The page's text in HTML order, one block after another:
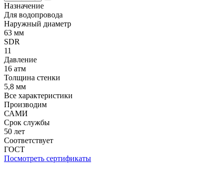
Назначение
Для водопровода
Наружный диаметр
63 мм
SDR
11
Давление
16 атм
Толщина стенки
5,8 мм
Все характеристики
Производим
САМИ
Срок службы
50 лет
Соответствует
ГОСТ
Посмотреть сертификаты